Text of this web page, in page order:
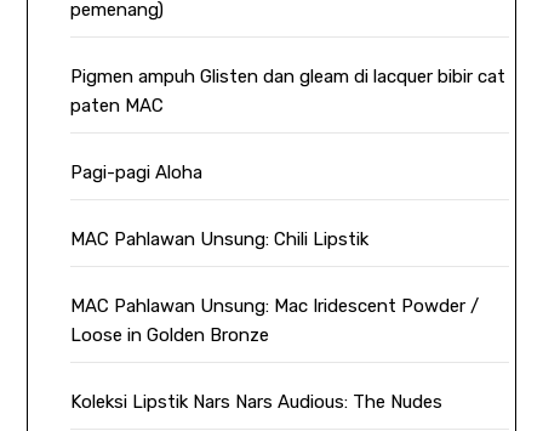
pemenang)
Pigmen ampuh Glisten dan gleam di lacquer bibir cat
paten MAC
Pagi-pagi Aloha
MAC Pahlawan Unsung: Chili Lipstik
MAC Pahlawan Unsung: Mac Iridescent Powder /
Loose in Golden Bronze
Koleksi Lipstik Nars Nars Audious: The Nudes